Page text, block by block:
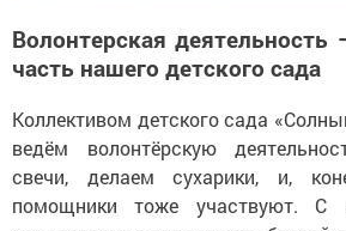
Волонтерская
часть нашего детского сада
Коллективом детского сада
ведём волонтёрскую
свечи, делаем сухарики, и,
помощники тоже участвуют. С